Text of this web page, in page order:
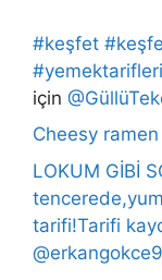
#keşfet
için
Cheesy
LOKUM GİBİ
tarifi!Tarifi